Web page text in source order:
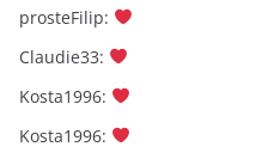
prosteFilip:
Claudie33:
Kosta1996:
Kosta1996: